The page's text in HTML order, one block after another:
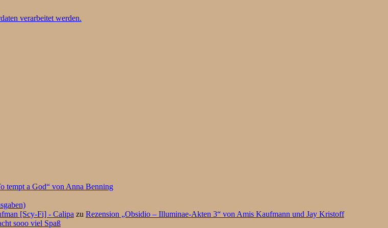
verarbeitet werden.
tempt a God“ von Anna Benning
[Scy-Fi] - Calipa zu Rezension „Obsidio – Illuminae-Akten 3“ von Amis Kaufmann und Jay Kristoff
sooo viel Spaß